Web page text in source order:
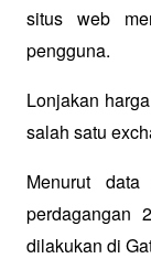
situs web
pengguna.
Lonjakan
salah satu
Menurut data
perdagangan
dilakukan di